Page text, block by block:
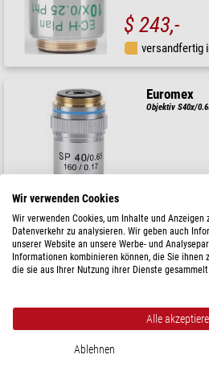
$ 243,-
versandfertig
Euromex
Objektiv S40x/
Optika
Objektiv IOS U-
UVP: $ 4.960,-
Unser Preis:
Wir verwenden Cookies
Wir verwenden Cookies, um Inhalte und
Datenverkehr zu analysieren. Wir geben auch
unserer Website an unsere Werbe- und
Informationen kombinieren können, die Sie
die sie aus Ihrer Nutzung ihrer Dienste
Alle
Ablehnen